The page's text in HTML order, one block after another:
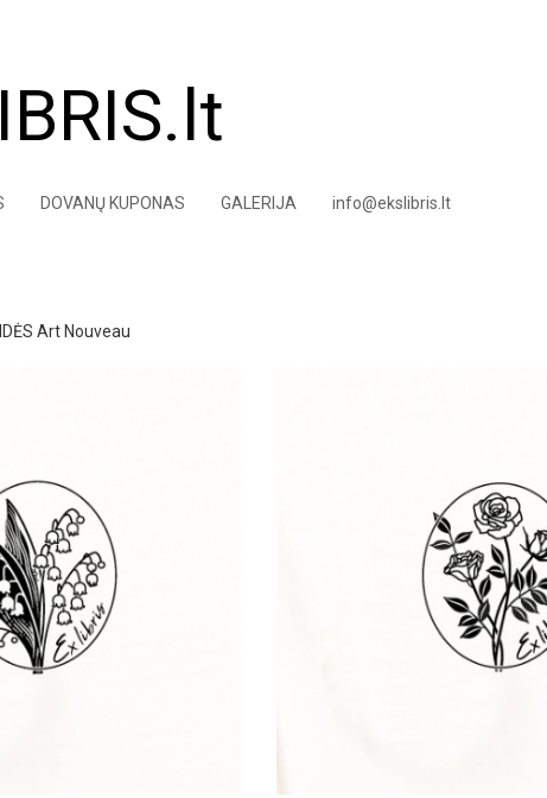
DOVANŲ KUPONAS GALERIJA info@ekslibris.lt
Art Nouveau